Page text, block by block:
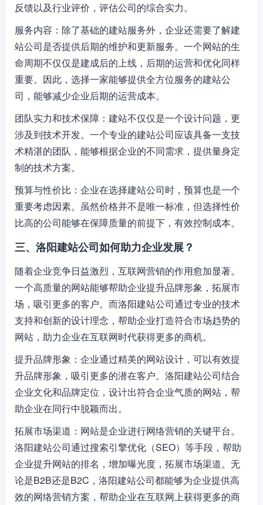
反馈以及行业评价，评估公司的综合实力。
服务内容：除了基础的建站服务外，企业还需要了解建
站公司是否提供后期的维护和更新服务。一个网站的生
命周期不仅仅是建成后的上线，后期的运营和优化同样
重要。因此，选择一家能够提供全方位服务的建站公
司，能够减少企业后期的运营成本。
团队实力和技术保障：建站不仅仅是一个设计问题，更
涉及到技术开发。一个专业的建站公司应该具备一支技
术精湛的团队，能够根据企业的不同需求，提供量身定
制的技术方案。
预算与性价比：企业在选择建站公司时，预算也是一个
重要考虑因素。虽然价格并不是唯一标准，但选择性价
比高的公司能够在保障质量的前提下，有效控制成本。
三、洛阳建站公司如何助力企业发展？
随着企业竞争日益激烈，互联网营销的作用愈加显著。
一个高质量的网站能够帮助企业提升品牌形象，拓展市
场，吸引更多的客户。而洛阳建站公司通过专业的技术
支持和创新的设计理念，帮助企业打造符合市场趋势的
网站，助力企业在互联网时代获得更多的商机。
提升品牌形象：企业通过精美的网站设计，可以有效提
升品牌形象，吸引更多的潜在客户。洛阳建站公司结合
企业文化和品牌定位，设计出符合企业气质的网站，帮
助企业在同行中脱颖而出。
拓展市场渠道：网站是企业进行网络营销的关键平台。
洛阳建站公司通过搜索引擎优化（SEO）等手段，帮助
企业提升网站的排名，增加曝光度，拓展市场渠道。无
论是B2B还是B2C，洛阳建站公司都能够为企业提供高
效的网络营销方案，帮助企业在互联网上获得更多的商